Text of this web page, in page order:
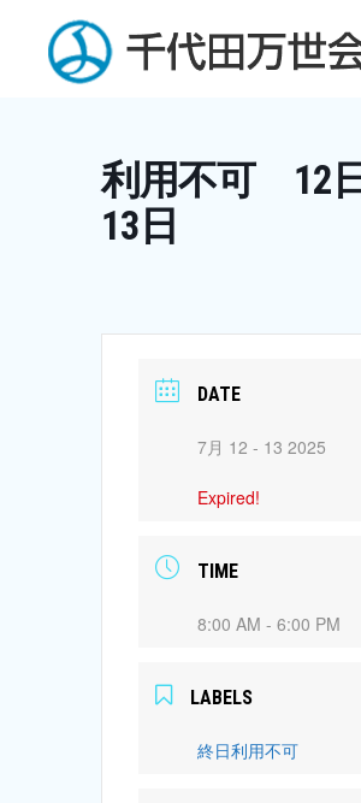
content
利用不可 12
13日
DATE
7月 12 - 13 2025
Expired!
TIME
8:00 AM - 6:00 PM
LABELS
終日利用不可